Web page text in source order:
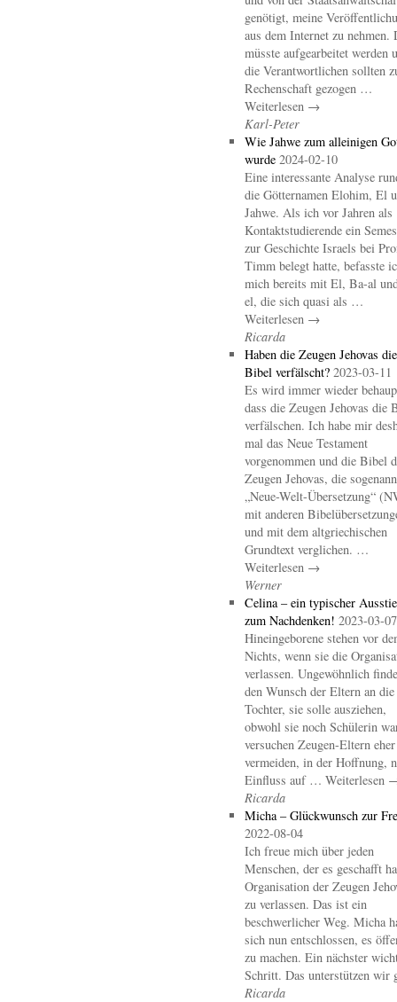
genötigt, meine
aus dem Internet zu nehmen.
müsste aufgearbeitet werden
die Verantwortlichen sollten
Rechenschaft gezogen …
Weiterlesen →
Karl-Peter
Wie Jahwe zum alleinigen
wurde 2024-02-10
Eine interessante Analyse
die Götternamen Elohim, El
Jahwe. Als ich vor Jahren als
Kontaktstudierende ein
zur Geschichte Israels bei
Timm belegt hatte, befasste
mich bereits mit El, Ba-al
el, die sich quasi als …
Weiterlesen →
Ricarda
Haben die Zeugen Jehovas die
Bibel verfälscht? 2023-03-11
Es wird immer wieder
dass die Zeugen Jehovas die
verfälschen. Ich habe mir
mal das Neue Testament
vorgenommen und die Bibel
Zeugen Jehovas, die
„Neue-Welt-Übersetzung“
mit anderen
und mit dem altgriechischen
Grundtext verglichen. …
Weiterlesen →
Werner
Celina – ein typischer
zum Nachdenken! 2023-03-07
Hineingeborene stehen vor
Nichts, wenn sie die
verlassen. Ungewöhnlich
den Wunsch der Eltern an die
Tochter, sie solle ausziehen,
obwohl sie noch Schülerin
versuchen Zeugen-Eltern
vermeiden, in der Hoffnung,
Einfluss auf … Weiterlesen
Ricarda
Micha – Glückwunsch zur
2022-08-04
Ich freue mich über jeden
Menschen, der es geschafft
Organisation der Zeugen
zu verlassen. Das ist ein
beschwerlicher Weg. Micha
sich nun entschlossen, es
zu machen. Ein nächster
Schritt. Das unterstützen wir
Ricarda